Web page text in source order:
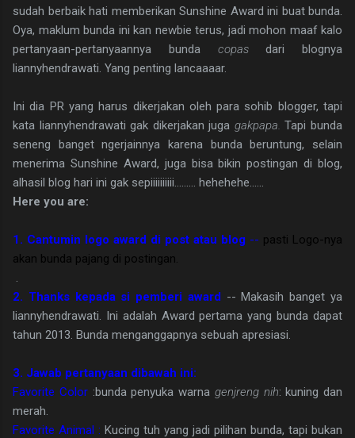
sudah berbaik hati memberikan Sunshine Award ini buat bunda.
Oya, maklum bunda ini kan newbie terus, jadi mohon maaf kalo
pertanyaan-pertanyaannya bunda copasdari blognya
liannyhendrawati. Yang penting lancaaaar.
Ini dia PR yang harus dikerjakan oleh para sohib blogger, tapi
kata liannyhendrawati gak dikerjakan juga gakpapa.Tapi bunda
seneng banget ngerjainnya karena bunda beruntung, selain
menerima Sunshine Award, juga bisa bikin postingan di blog,
alhasil blog hari ini gak sepiiiiiiiiii......... hehehehe......
Here you are:
1. Cantumin logo award di post atau blog -- pasti Logo-nya
akan bunda pajang di postingan.
2. Thanks kepada si pemberi award -- Makasih banget ya
liannyhendrawati. Ini adalah Award pertama yang bunda dapat
tahun 2013. Bunda menganggapnya sebuah apresiasi.
3. Jawab pertanyaan dibawah ini:
Favorite Color :bunda penyuka warna genjreng nih: kuning dan
merah.
Favorite Animal : Kucing tuh yang jadi pilihan bunda, tapi bukan